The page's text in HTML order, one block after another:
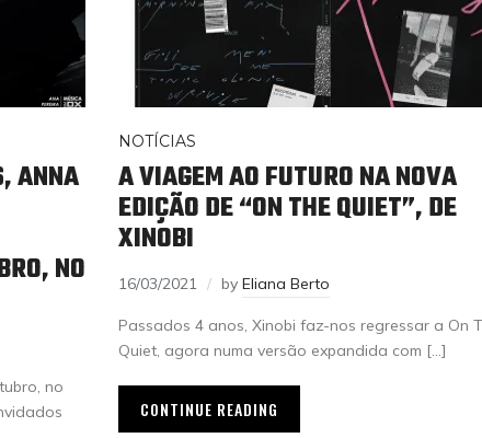
ANNA
NO
no
NOTÍCIAS
A VIAGEM AO FUTURO NA NOVA
EDIÇÃO DE “ON THE QUIET”, DE
XINOBI
16/03/2021 by Eliana Berto
Passados 4 anos, Xinobi faz-nos regressar a On
Quiet, agora numa versão expandida com […]
CONTINUE READING